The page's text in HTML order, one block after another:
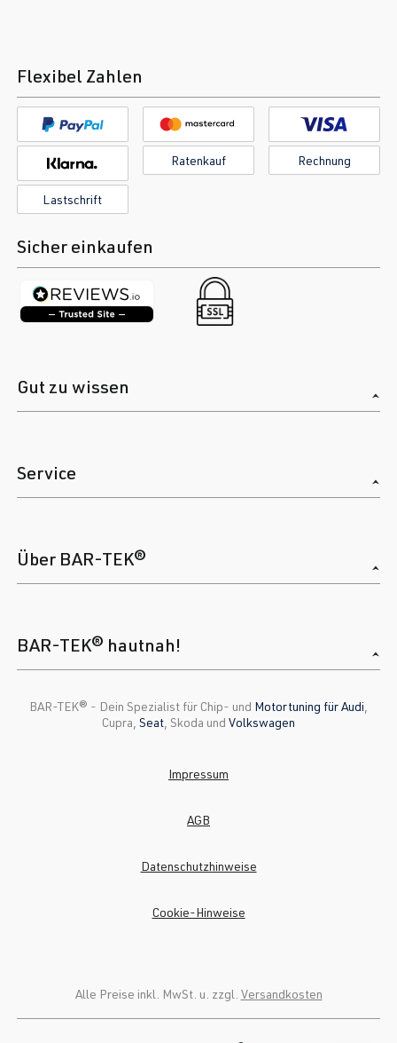
Flexibel Zahlen
Ratenkauf Rechnung
Lastschrift
Sicher einkaufen
Gut zu wissen
Service
Über BAR-TEK®
BAR-TEK® hautnah!
BAR-TEK®️ - Dein Spezialist für Chip- und Motortuning für Audi
Cupra, Seat , Skoda und Volkswagen
Alle Preise inkl. MwSt. u. zzgl. Versandkosten
Impressum
AGB
Datenschutzhinweise
Cookie-Hinweise